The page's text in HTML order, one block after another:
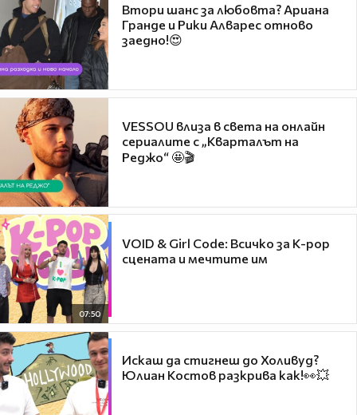
Втори шанс за любовта? Ариана
Гранде и Рики Алварес отново
заедно!😍
VESSOU влиза в света на онлайн
сериалите с „Кварталът на
Реджо“ 🤩🎬
07:50
VOID & Girl Code: Всичко за K-pop
сцената и мечтите им
Искаш да стигнеш до Холивуд?
Юлиан Костов разкрива как!👀💥